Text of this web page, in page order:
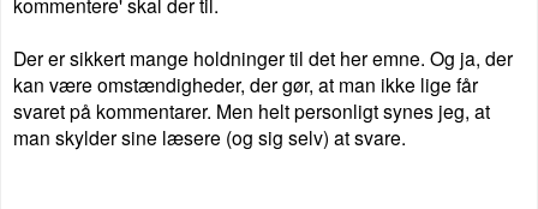
Der er sikkert mange holdninger til det her emne. Og ja, der
kan være omstændigheder, der gør, at man ikke lige får
svaret på kommentarer. Men helt personligt synes jeg, at
man skylder sine læsere (og sig selv) at svare.